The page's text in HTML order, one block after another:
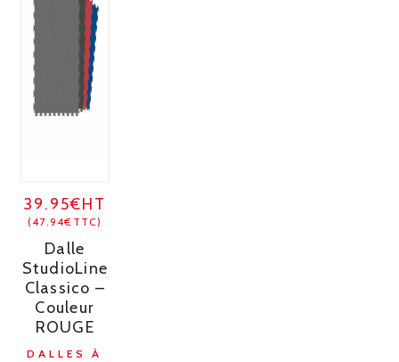
39.95€HT
(47.94€TTC)
Dalle
StudioLine
Classico –
Couleur
ROUGE
DALLES À